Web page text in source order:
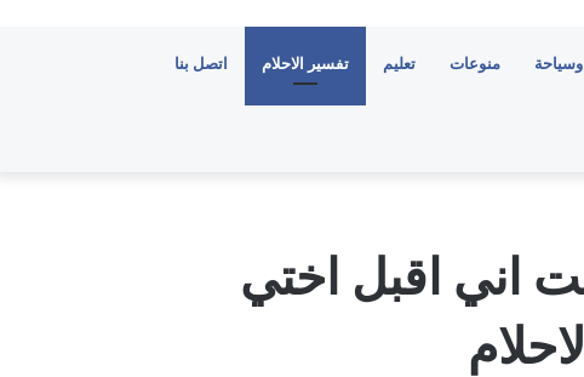
منوعات تعليم تفسير الاحلام اتصل بنا
اني اقبل اختي